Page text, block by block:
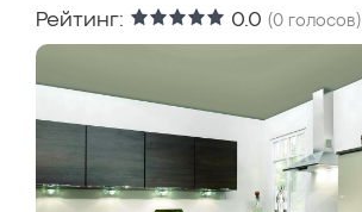
Рейтинг: 0.0 (0 голосов)